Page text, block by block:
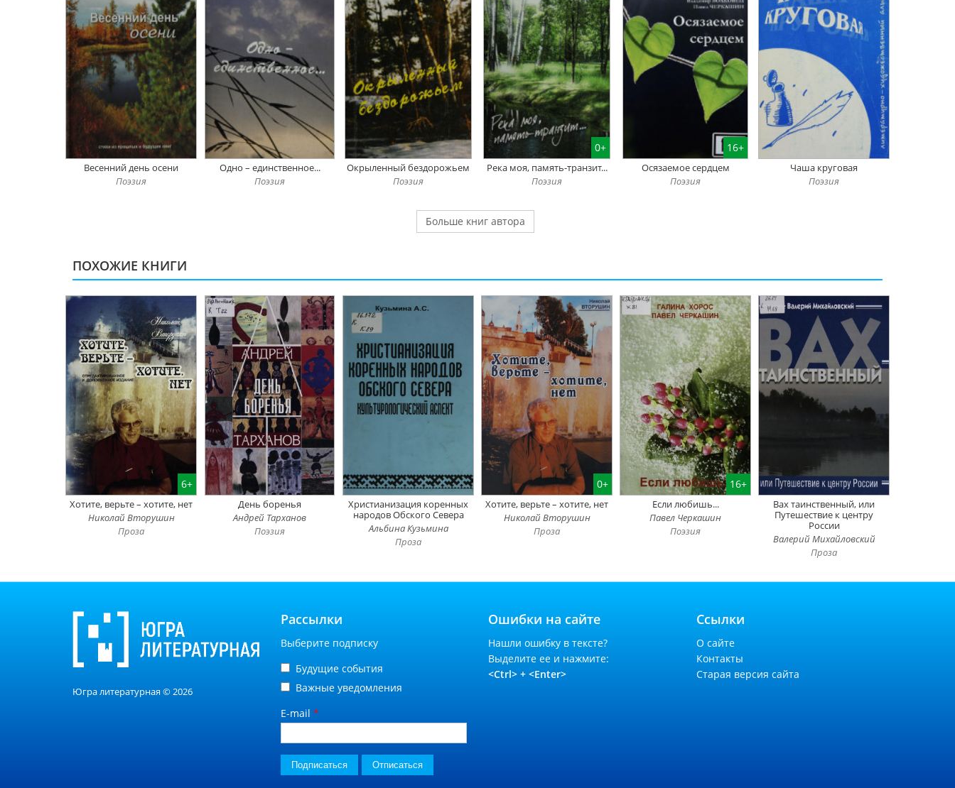
Весенний день осени
Поэзия
Одно – единственное...
Поэзия
Окрыленный бездорожьем
Поэзия
0+
Река моя, память-транзит...
Поэзия
16+
Осязаемое сердцем
Поэзия
Чаша круговая
Поэзия
Больше книг автора
ПОХОЖИЕ КНИГИ
6+
Хотите, верьте – хотите, нет
Николай Вторушин
Проза
День боренья
Андрей Тарханов
Поэзия
Христианизация коренных
народов Обского Севера
Альбина Кузьмина
Проза
0+
Хотите, верьте – хотите, нет
Николай Вторушин
Проза
16+
Если любишь...
Павел Черкашин
Поэзия
Вах таинственный, или
Путешествие к центру
России
Валерий Михайловский
Проза
Югра литературная © 2026
Рассылки
Выберите подписку
Будущие события
Важные уведомления
E-mail *
Ошибки на сайте
Нашли ошибку в тексте?
Выделите ее и нажмите:
<Ctrl> + <Enter>
Ссылки
О сайте
Контакты
Старая версия сайта